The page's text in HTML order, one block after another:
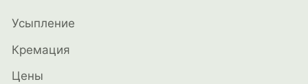
Усыпление
Кремация
Цены